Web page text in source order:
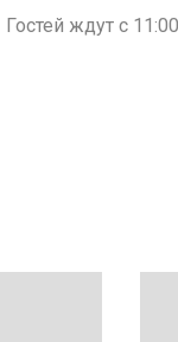
Гостей ждут с